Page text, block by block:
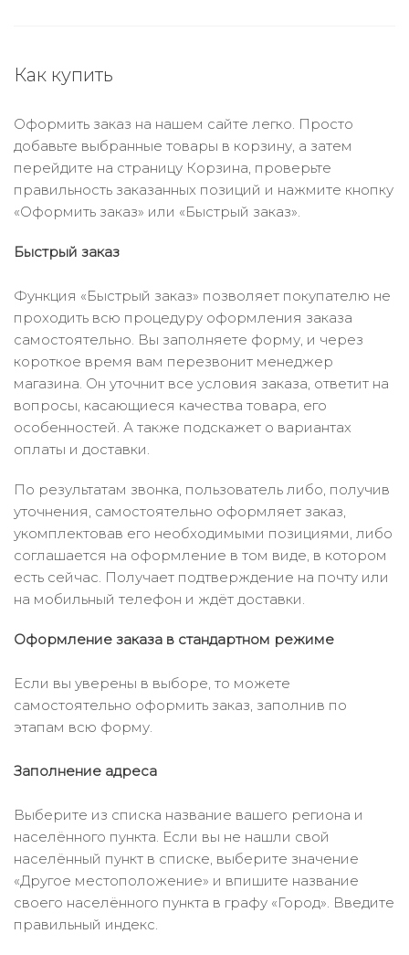
Как купить
Оформить заказ на нашем сайте легко. Просто
добавьте выбранные товары в корзину, а затем
перейдите на страницу Корзина, проверьте
правильность заказанных позиций и нажмите кнопку
«Оформить заказ» или «Быстрый заказ».
Быстрый заказ
Функция «Быстрый заказ» позволяет покупателю не
проходить всю процедуру оформления заказа
самостоятельно. Вы заполняете форму, и через
короткое время вам перезвонит менеджер
магазина. Он уточнит все условия заказа, ответит на
вопросы, касающиеся качества товара, его
особенностей. А также подскажет о вариантах
оплаты и доставки.
По результатам звонка, пользователь либо, получив
уточнения, самостоятельно оформляет заказ,
укомплектовав его необходимыми позициями, либо
соглашается на оформление в том виде, в котором
есть сейчас. Получает подтверждение на почту или
на мобильный телефон и ждёт доставки.
Оформление заказа в стандартном режиме
Если вы уверены в выборе, то можете
самостоятельно оформить заказ, заполнив по
этапам всю форму.
Заполнение адреса
Выберите из списка название вашего региона и
населённого пункта. Если вы не нашли свой
населённый пункт в списке, выберите значение
«Другое местоположение» и впишите название
своего населённого пункта в графу «Город». Введите
правильный индекс.